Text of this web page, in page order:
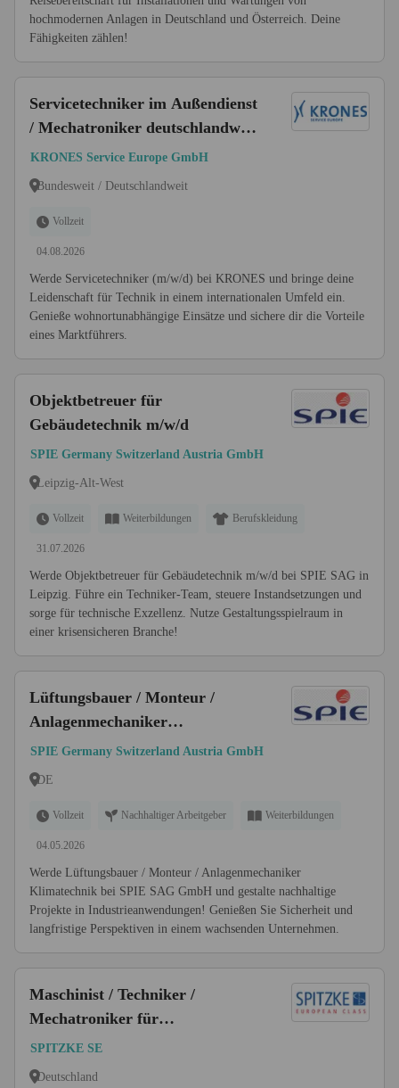
hochmodernen Anlagen in Deutschland und Österreich. Deine
Fähigkeiten zählen!
Servicetechniker im Außendienst
/ Mechatroniker deutschlandweit
- Inbetriebnahme & Montage
(m/w/d)
KRONES Service Europe GmbH
Bundesweit / Deutschlandweit
Vollzeit
04.08.2026
Werde Servicetechniker (m/w/d) bei KRONES und bringe deine
Leidenschaft für Technik in einem internationalen Umfeld ein.
Genieße wohnortunabhängige Einsätze und sichere dir die Vorteile
eines Marktführers.
Objektbetreuer für
Gebäudetechnik m/w/d
SPIE Germany Switzerland Austria GmbH
Leipzig-Alt-West
Vollzeit Weiterbildungen Berufskleidung
31.07.2026
Werde Objektbetreuer für Gebäudetechnik m/w/d bei SPIE SAG in
Leipzig. Führe ein Techniker-Team, steuere Instandsetzungen und
sorge für technische Exzellenz. Nutze Gestaltungsspielraum in
einer krisensicheren Branche!
Lüftungsbauer / Monteur /
Anlagenmechaniker
Klimatechnik m/w/d
SPIE Germany Switzerland Austria GmbH
DE
Vollzeit Nachhaltiger Arbeitgeber Weiterbildungen
04.05.2026
Werde Lüftungsbauer / Monteur / Anlagenmechaniker
Klimatechnik bei SPIE SAG GmbH und gestalte nachhaltige
Projekte in Industrieanwendungen! Genießen Sie Sicherheit und
langfristige Perspektiven in einem wachsenden Unternehmen.
Maschinist / Techniker /
Mechatroniker für
Gleisbaumaschinen auf Montage
bundesweit (m/w/d)
SPITZKE SE
Deutschland